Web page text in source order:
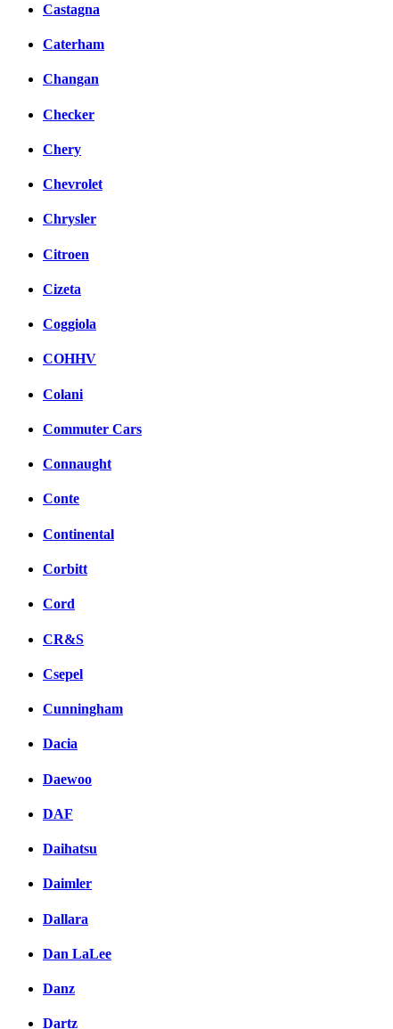
Castagna
Caterham
Changan
Checker
Chery
Chevrolet
Chrysler
Citroen
Cizeta
Coggiola
COHHV
Colani
Commuter Cars
Connaught
Conte
Continental
Corbitt
Cord
CR&S
Csepel
Cunningham
Dacia
Daewoo
DAF
Daihatsu
Daimler
Dallara
Dan LaLee
Danz
Dartz